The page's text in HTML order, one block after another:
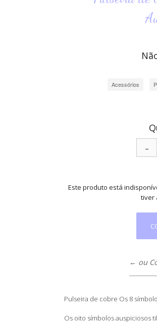
Acessórios
-
Este produto está
tiver
← ou
Pulseira de cobre Os 8
Os oito símbolos auspiciosos